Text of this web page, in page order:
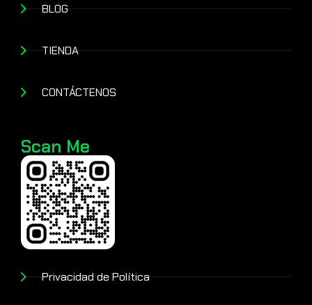
BLOG
TIENDA
CONTÁCTENOS
Scan Me
Privacidad de Política